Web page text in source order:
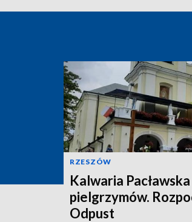
RZESZÓW
Kalwaria Pacławska
pielgrzymów.
Odpust